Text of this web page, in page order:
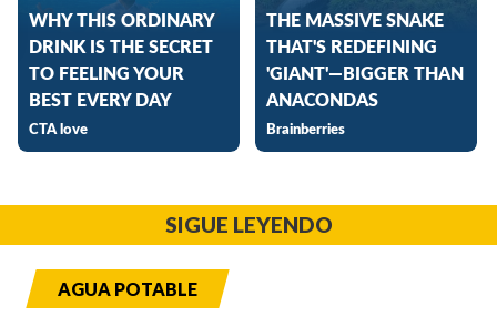
SIGUE LEYENDO
AGUA POTABLE